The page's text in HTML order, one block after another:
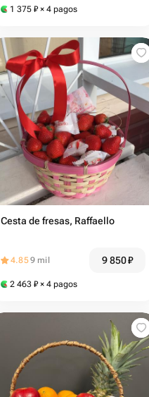
1 375 ₽ × 4 pagos
Cesta de fresas, Raffaello
4.859 mil 9 850₽
2 463 ₽ × 4 pagos